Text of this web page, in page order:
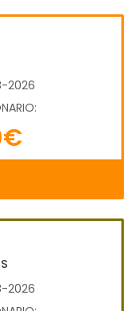
2026
2026